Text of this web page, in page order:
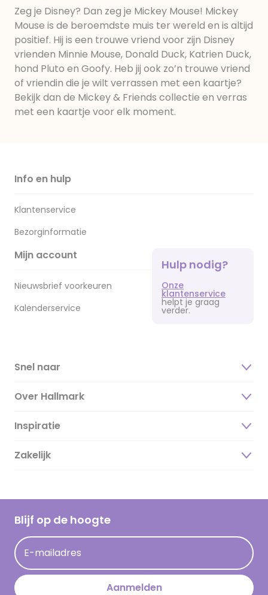
Zeg je Disney? Dan zeg je Mickey Mouse! Mickey
Mouse is de beroemdste muis ter wereld en is altijd
positief. Hij is een trouwe vriend voor zijn Disney
vrienden Minnie Mouse, Donald Duck, Katrien Duck,
hond Pluto en Goofy. Heb jij ook zo’n trouwe vriend
of vriendin die je wilt verrassen met een kaartje?
Bekijk dan de Mickey & Friends collectie en verras
met een kaartje voor elk moment.
Info en hulp
Klantenservice
Bezorginformatie
Mijn account
Nieuwsbrief voorkeuren
Kalenderservice
Hulp nodig?
Onze
klantenservice
helpt je graag
verder.
Snel naar
Over Hallmark
Over ons
Duurzaamheid
Hallmark Kaartclub
Acties
Persberichten
Hallmark en Kinderpostzegels
Inspiratie
Magazine
Cadeau inspiratie
Kaartinspiratie
Zakelijk
Blijf op de hoogte
E-mailadres
Aanmelden